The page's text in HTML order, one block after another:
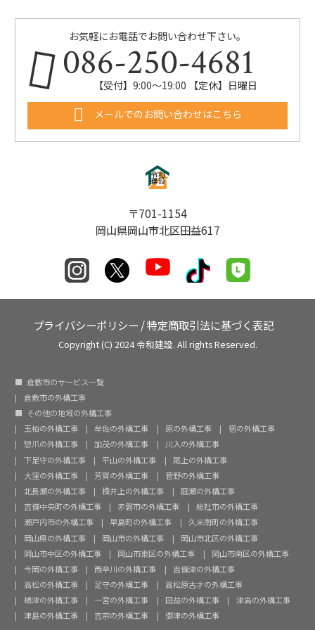
お気軽にお電話でお問い合わせ下さい。
086-250-4681
【受付】9:00〜19:00 【定休】日曜日
メールでのお問い合わせはこちら
〒701-1154
岡山県岡山市北区田益617
プライバシーポリシー /特定商取引法に基づく表記
Copyright (C) 2024 令和建設. All rights Reserved.
倉敷市のサービス一覧
倉敷市の外構工事
その他の地域の外構工事
玉柏の外構工事
牟佐の外構工事 原の外構工事
宿の外構工事
惣爪の外構工事
加茂の外構工事
川入の外構工事
下足守の外構工事
平山の外構工事
尾上の外構工事
大窪の外構工事
芳賀の外構工事
菅野の外構工事
北長瀬の外構工事
横井上の外構工事
庭瀬の外構工事
吉備中央町の外構工事
赤磐市の外構工事
総社市の外構工事
瀬戸内市の外構工事
早島町の外構工事
久米南町の外構工事
岡山県の外構工事
岡山市の外構工事
岡山市北区の外構工事
岡山市中区の外構工事
岡山市東区の外構工事
岡山市南区の外構工事
今岡の外構工事
西辛川の外構工事
吉備津の外構工事
高松の外構工事
足守の外構工事
高松原古才の外構工事
楢津の外構工事
一宮の外構工事 田益の外構工事
津高の外構工事
津島の外構工事
吉宗の外構工事 御津の外構工事